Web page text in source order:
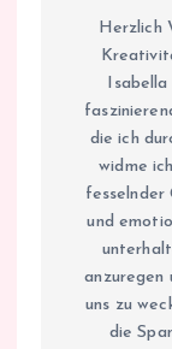
Herzlich
die ich
widme
fesselnder
und
anzuregen
uns zu
die